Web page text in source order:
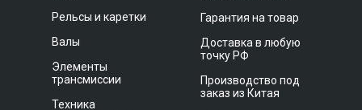
Рельсы и каретки
Валы
Элементы
трансмиссии
Техника
Гарантия на товар
Доставка в любую
точку РФ
Производство под
заказ из Китая